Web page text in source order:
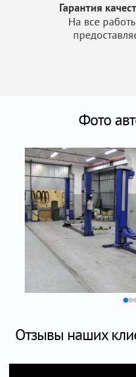
Гарантия
На все
Фото
Отзывы наших